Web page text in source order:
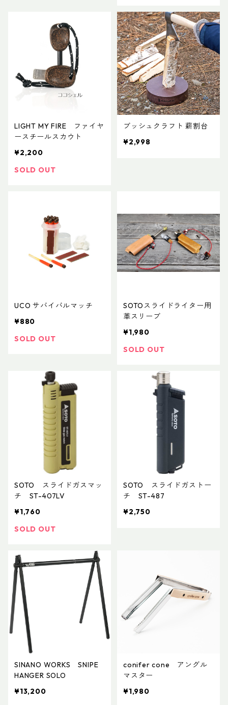
LIGHT MY FIRE ファイヤ
ースチールスカウト
¥2,200
SOLD OUT
ブッシュクラフト 薪割台
¥2,998
UCO サバイバルマッチ
¥880
SOLD OUT
SOTOスライドライター用
革スリーブ
¥1,980
SOLD OUT
SOTO スライドガスマッ
チ ST-407LV
¥1,760
SOLD OUT
SOTO スライドガストー
チ ST-487
¥2,750
SINANO WORKS SNIPE
HANGER SOLO
¥13,200
conifer cone アングル
マスター
¥1,980